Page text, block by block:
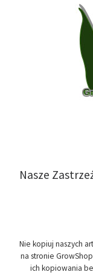
Nasze
Nie kopiuj naszych
na stronie
ich kopiowania